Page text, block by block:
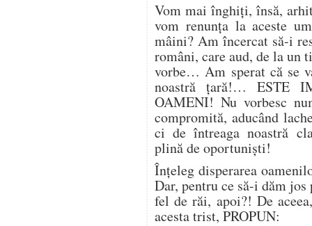
Vom mai înghiți, însă,
vom renunța la aceste
mâini? Am încercat să-i
români, care aud, de la un
vorbe… Am sperat că se
noastră țară!… ESTE
OAMENI! Nu vorbesc
compromită, aducând
ci de întreaga noastră
plină de oportunişti!
Înțeleg disperarea
Dar, pentru ce să-i dăm
fel de răi, apoi?! De
acesta trist, PROPUN: